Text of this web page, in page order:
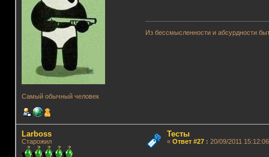
Самый обычный человек
Из бессмысленности и абсурдности
Lаrboss
Старожил
Тесты
« Ответ #27: 20/09/2011